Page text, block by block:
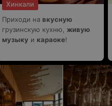
Хинкали
Приходи на вкусную
грузинскую кухню, живую
музыку и караоке!